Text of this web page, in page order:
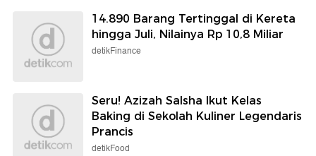
14.890 Barang Tertinggal di Kereta
hingga Juli, Nilainya Rp 10,8 Miliar
detikFinance
Seru! Azizah Salsha Ikut Kelas
Baking di Sekolah Kuliner Legendaris
Prancis
detikFood